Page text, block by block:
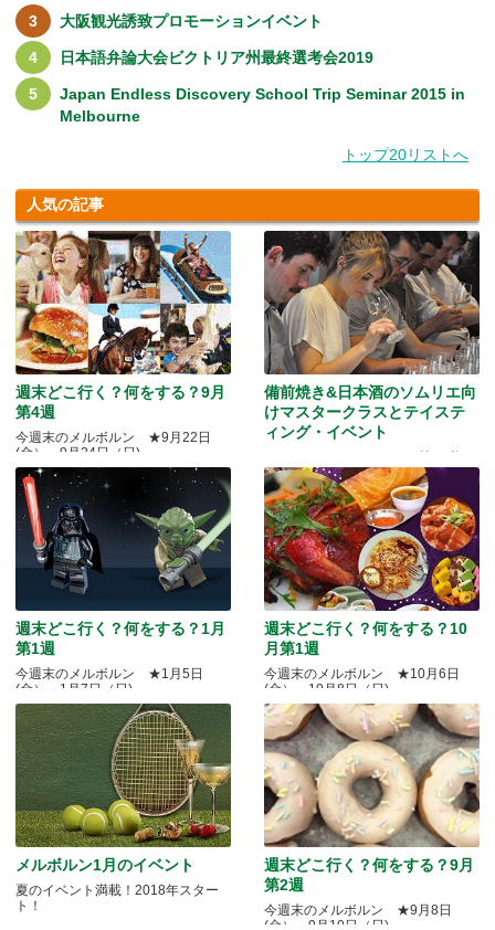
大阪観光誘致プロモーションイベント
日本語弁論大会ビクトリア州最終選考会2019
Japan Endless Discovery School Trip Seminar 2015 in
Melbourne
トップ20リストへ
人気の記事
週末どこ行く？何をする？9月
第4週
今週末のメルボルン ★9月22日
(金）～9月24日（日)
備前焼き&日本酒のソムリエ向
けマスタークラスとテイステ
ィング・イベント
週末どこ行く？何をする？1月
第1週
今週末のメルボルン ★1月5日
(金）～1月7日（日)
週末どこ行く？何をする？10
月第1週
今週末のメルボルン ★10月6日
(金）～10月8日（日)
メルボルン1月のイベント
夏のイベント満載！2018年スター
ト！
週末どこ行く？何をする？9月
第2週
今週末のメルボルン ★9月8日
(金）～9月10日（日)